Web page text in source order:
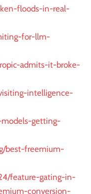
floods-in-real-
for-llm-
admits-it-broke-
intelligence-
models-getting-
best-freemium-
feature-gating-in-
conversion-